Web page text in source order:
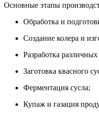
Основные этапы
Обработка и
Создание колера и
Разработка
Заготовка квасного
Ферментация сусла;
Купаж и газация